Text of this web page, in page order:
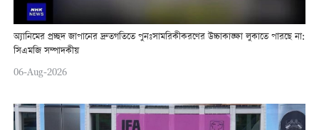
অ্যানিমের প্রচ্ছদ জাপানের দ্রুতগতিতে পুনঃসামরিকীকরণের উচ্চাকাঙ্ক্ষা লুকাতে পারছে না:
সিএমজি সম্পাদকীয়
06-Aug-2026